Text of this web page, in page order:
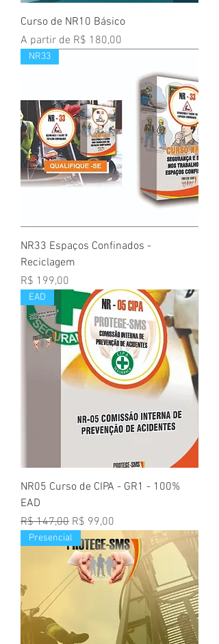
Curso de NR10 Básico
A partir de R$ 180,00
Preço promocional
NR33
NR33 Espaços Confinados -
Reciclagem
Preço
R$ 199,00
EAD
NR05 Curso de CIPA - GR1 - 100%
EAD
Preço normal
R$ 147,00 Preço promocional
R$ 99,00
Presencial